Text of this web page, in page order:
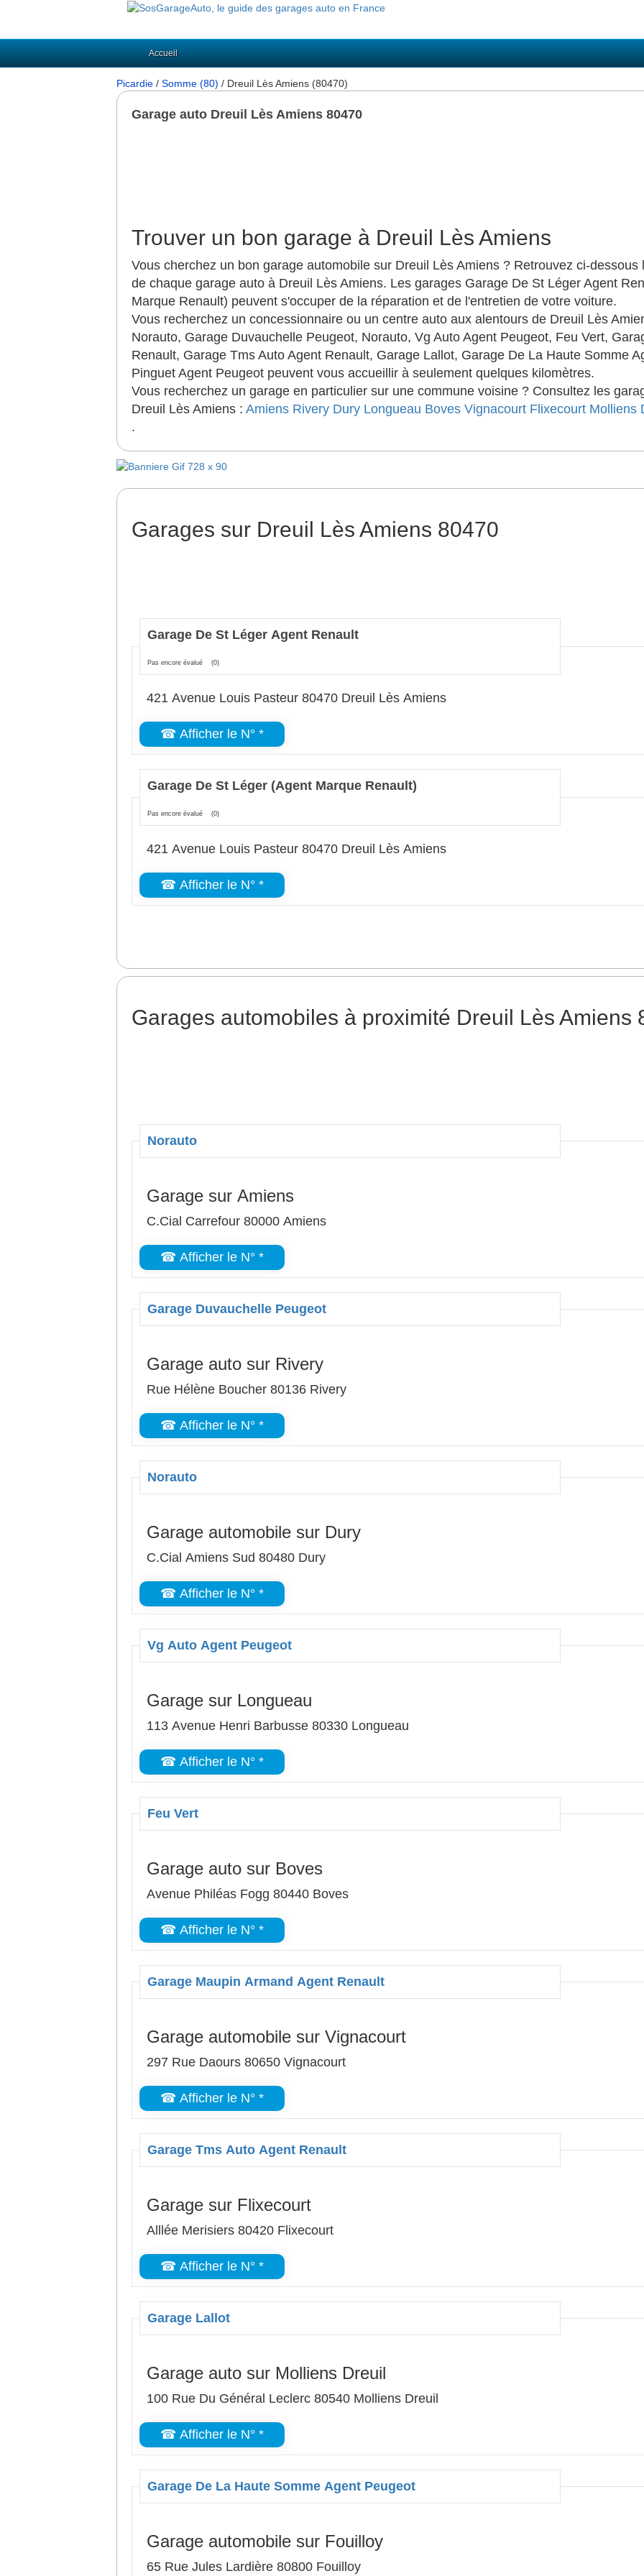
Accueil
Picardie / Somme (80) / Dreuil Lès Amiens (80470)
Garage auto Dreuil Lès Amiens 80470
Trouver un bon garage à Dreuil Lès Amiens
Vous cherchez un bon garage automobile sur Dreuil Lès Amiens ? Retrouvez ci-
de chaque garage auto à Dreuil Lès Amiens. Les garages Garage De St Léger Agent
Marque Renault) peuvent s'occuper de la réparation et de l'entretien de votre voiture.
Vous recherchez un concessionnaire ou un centre auto aux alentours de Dreuil Lès
Norauto, Garage Duvauchelle Peugeot, Norauto, Vg Auto Agent Peugeot, Feu Vert,
Renault, Garage Tms Auto Agent Renault, Garage Lallot, Garage De La Haute Somme
Pinguet Agent Peugeot peuvent vous accueillir à seulement quelques kilomètres.
Vous recherchez un garage en particulier sur une commune voisine ? Consultez les
Dreuil Lès Amiens : Amiens Rivery Dury Longueau Boves Vignacourt Flixecourt Molliens
.
Garages sur Dreuil Lès Amiens 80470
Garage De St Léger Agent Renault
Pas encore évalué (0)
421 Avenue Louis Pasteur 80470 Dreuil Lès Amiens
☎ Afficher le N° *
Garage De St Léger (Agent Marque Renault)
Pas encore évalué (0)
421 Avenue Louis Pasteur 80470 Dreuil Lès Amiens
☎ Afficher le N° *
Garages automobiles à proximité Dreuil Lès Amiens
Norauto
Garage sur Amiens
C.Cial Carrefour 80000 Amiens
☎ Afficher le N° *
Garage Duvauchelle Peugeot
Garage auto sur Rivery
Rue Hélène Boucher 80136 Rivery
☎ Afficher le N° *
Norauto
Garage automobile sur Dury
C.Cial Amiens Sud 80480 Dury
☎ Afficher le N° *
Vg Auto Agent Peugeot
Garage sur Longueau
113 Avenue Henri Barbusse 80330 Longueau
☎ Afficher le N° *
Feu Vert
Garage auto sur Boves
Avenue Philéas Fogg 80440 Boves
☎ Afficher le N° *
Garage Maupin Armand Agent Renault
Garage automobile sur Vignacourt
297 Rue Daours 80650 Vignacourt
☎ Afficher le N° *
Garage Tms Auto Agent Renault
Garage sur Flixecourt
Alllée Merisiers 80420 Flixecourt
☎ Afficher le N° *
Garage Lallot
Garage auto sur Molliens Dreuil
100 Rue Du Général Leclerc 80540 Molliens Dreuil
☎ Afficher le N° *
Garage De La Haute Somme Agent Peugeot
Garage automobile sur Fouilloy
65 Rue Jules Lardière 80800 Fouilloy